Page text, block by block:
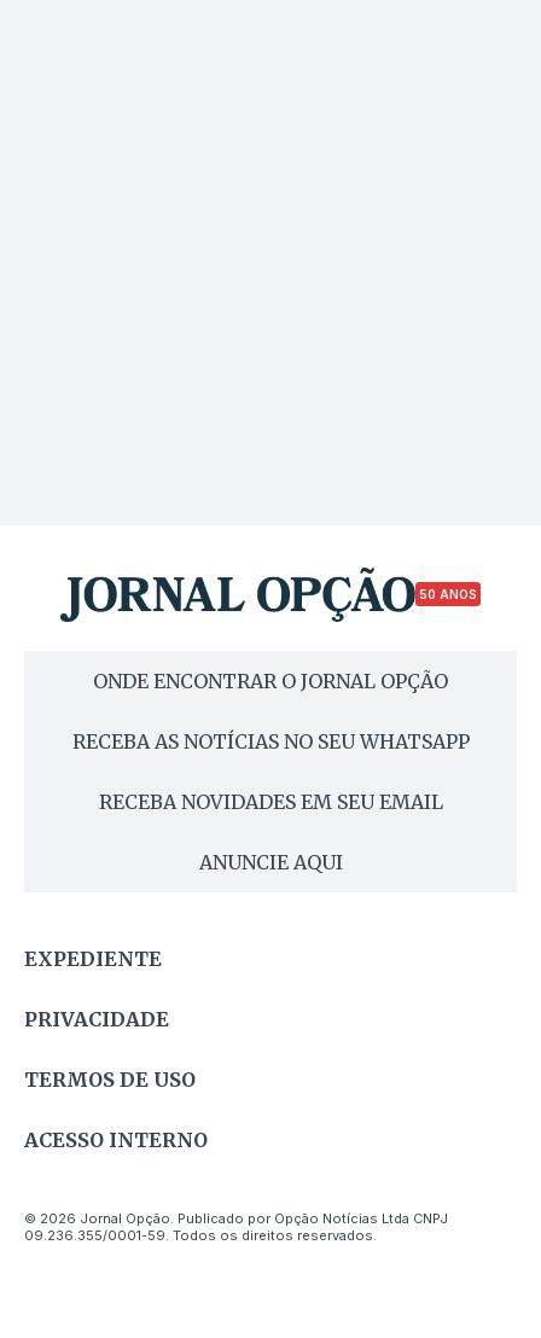
50 ANOS
ONDE ENCONTRAR O JORNAL OPÇÃO
RECEBA AS NOTÍCIAS NO SEU WHATSAPP
RECEBA NOVIDADES EM SEU EMAIL
ANUNCIE AQUI
EXPEDIENTE
PRIVACIDADE
TERMOS DE USO
ACESSO INTERNO
© 2026 Jornal Opção. Publicado por Opção Notícias Ltda CNPJ
09.236.355/0001-59. Todos os direitos reservados.